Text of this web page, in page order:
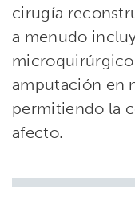
cirugía
a menudo
amputación en
permitiendo la
afecto.